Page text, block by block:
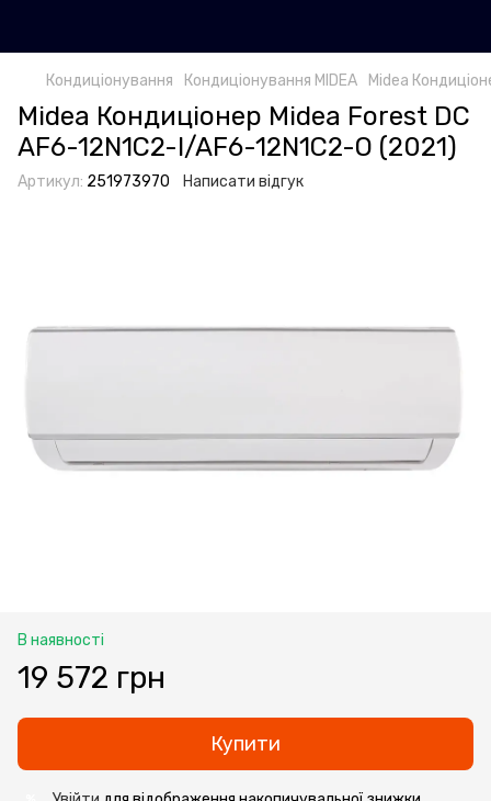
Кондиціонування Кондиціонування MIDEA Midea
Midea Кондиціонер Midea Forest DC
AF6-12N1C2-I/AF6-12N1C2-O (2021)
Артикул: 251973970 Написати відгук
В наявності
19 572 грн
Купити